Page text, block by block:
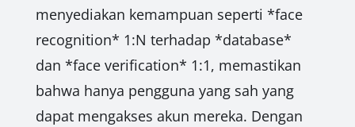
menyediakan kemampuan seperti *face
recognition* 1:N terhadap *database*
dan *face verification* 1:1, memastikan
bahwa hanya pengguna yang sah yang
dapat mengakses akun mereka. Dengan